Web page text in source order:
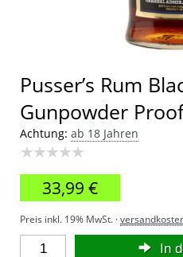
Pusser’s Rum
Gunpowder Proof
Achtung: ab 18 Jahren
★★★★★
33,99 €
Preis inkl. 19% MwSt. ·
In